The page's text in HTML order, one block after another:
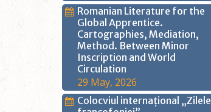
Romanian Literature for the
Global Apprentice.
Cartographies, Mediation,
Method. Between Minor
Inscription and World
Circulation
29 May, 2026
Colocviul internațional „Zilele